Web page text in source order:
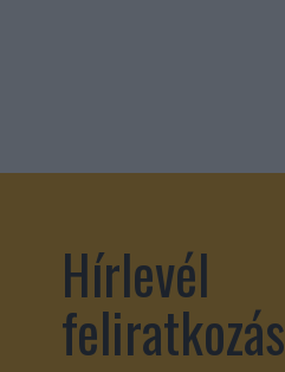
Hírlevél
feliratkozás